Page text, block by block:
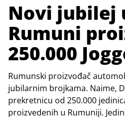
Novi jubilej
Rumuni
250.000
Rumunski proizvođač
jubilarnim brojkama. Naime,
prekretnicu od 250.000
proizvedenih u Rumuniji.